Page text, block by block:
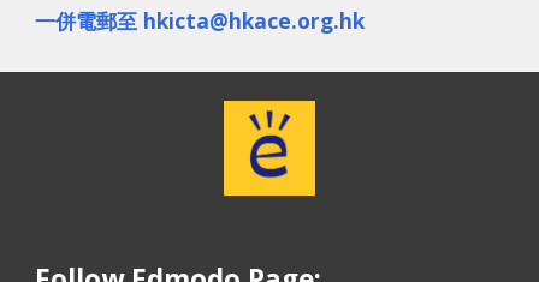
一併電郵至 hkicta@hkace.org.hk